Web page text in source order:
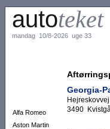
autoteket
mandag 10/8-2026 uge 33
Alfa Romeo
Aston Martin
Georgia-
3490